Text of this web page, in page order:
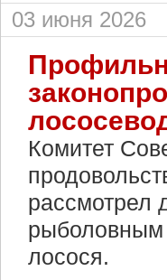
03 июня 2026
Комитет
рассмотрел
рыболовным
лосося.